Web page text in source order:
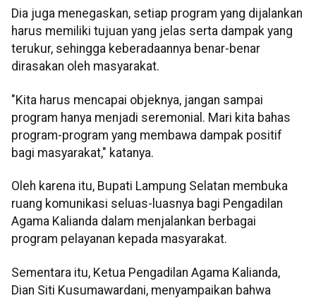
Dia juga menegaskan, setiap program yang dijalankan
harus memiliki tujuan yang jelas serta dampak yang
terukur, sehingga keberadaannya benar-benar
dirasakan oleh masyarakat.
"Kita harus mencapai objeknya, jangan sampai
program hanya menjadi seremonial. Mari kita bahas
program-program yang membawa dampak positif
bagi masyarakat," katanya.
Oleh karena itu, Bupati Lampung Selatan membuka
ruang komunikasi seluas-luasnya bagi Pengadilan
Agama Kalianda dalam menjalankan berbagai
program pelayanan kepada masyarakat.
Sementara itu, Ketua Pengadilan Agama Kalianda,
Dian Siti Kusumawardani, menyampaikan bahwa